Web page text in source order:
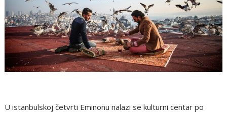
U istanbulskoj četvrti Eminonu nalazi se kulturni centar po